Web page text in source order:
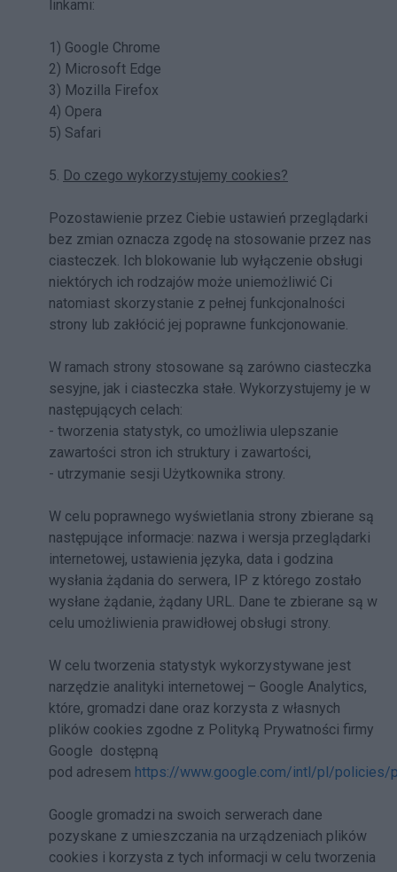
linkami:
1) Google Chrome
2) Microsoft Edge
3) Mozilla Firefox
4) Opera
5) Safari
5. Do czego wykorzystujemy cookies?
Pozostawienie przez Ciebie ustawień przeglądarki
bez zmian oznacza zgodę na stosowanie przez nas
ciasteczek. Ich blokowanie lub wyłączenie obsługi
niektórych ich rodzajów może uniemożliwić Ci
natomiast skorzystanie z pełnej funkcjonalności
strony lub zakłócić jej poprawne funkcjonowanie.
W ramach strony stosowane są zarówno ciasteczka
sesyjne, jak i ciasteczka stałe. Wykorzystujemy je w
następujących celach:
- tworzenia statystyk, co umożliwia ulepszanie
zawartości stron ich struktury i zawartości,
- utrzymanie sesji Użytkownika strony.
W celu poprawnego wyświetlania strony zbierane są
następujące informacje: nazwa i wersja przeglądarki
internetowej, ustawienia języka, data i godzina
wysłania żądania do serwera, IP z którego zostało
wysłane żądanie, żądany URL. Dane te zbierane są w
celu umożliwienia prawidłowej obsługi strony.
W celu tworzenia statystyk wykorzystywane jest
narzędzie analityki internetowej – Google Analytics,
które, gromadzi dane oraz korzysta z własnych
plików cookies zgodne z Polityką Prywatności firmy
Google dostępną
pod adresem https://www.google.com/intl/pl/policies/
Google gromadzi na swoich serwerach dane
pozyskane z umieszczania na urządzeniach plików
cookies i korzysta z tych informacji w celu tworzenia